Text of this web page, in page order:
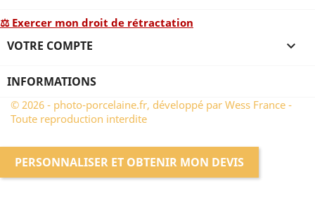
⚖ Exercer mon droit de rétractation
VOTRE COMPTE 
INFORMATIONS
© 2026 - photo-porcelaine.fr, développé par Wess France -
Toute reproduction interdite
PERSONNALISER ET OBTENIR MON DEVIS